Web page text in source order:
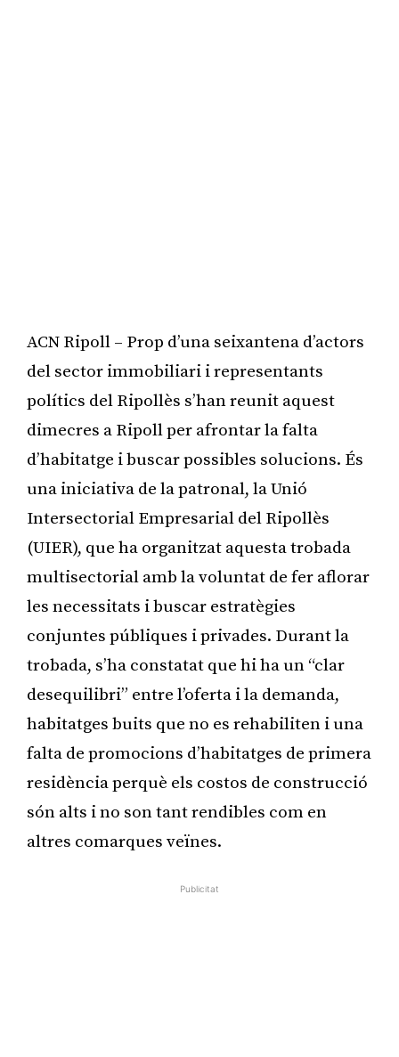
ACN Ripoll – Prop d’una seixantena d’actors
del sector immobiliari i representants
polítics del Ripollès s’han reunit aquest
dimecres a Ripoll per afrontar la falta
d’habitatge i buscar possibles solucions. És
una iniciativa de la patronal, la Unió
Intersectorial Empresarial del Ripollès
(UIER), que ha organitzat aquesta trobada
multisectorial amb la voluntat de fer aflorar
les necessitats i buscar estratègies
conjuntes públiques i privades. Durant la
trobada, s’ha constatat que hi ha un “clar
desequilibri” entre l’oferta i la demanda,
habitatges buits que no es rehabiliten i una
falta de promocions d’habitatges de primera
residència perquè els costos de construcció
són alts i no son tant rendibles com en
altres comarques veïnes.
Publicitat